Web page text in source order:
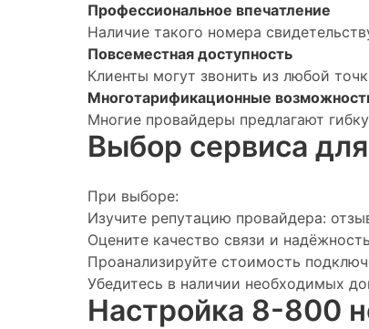
Профессиональное впечатление
Наличие такого номера
Повсеместная доступность
Клиенты могут звонить из любой
Многотарификационные
Многие провайдеры предлагают
Выбор сервиса
При выборе:
Изучите репутацию провайдера:
Оцените качество связи и
Проанализируйте стоимость
Убедитесь в наличии необходимых
Настройка 8-800